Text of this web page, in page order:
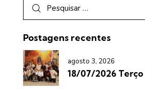
Postagens recentes
agosto 3, 2026
18/07/2026 Terço